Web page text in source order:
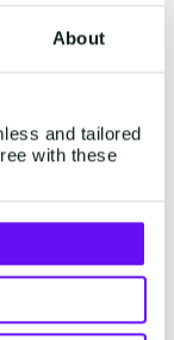
About
and tailored
with these
Änderungen
ab. Sie
Gruppe
zu können,
signifikant
Ihre
sein